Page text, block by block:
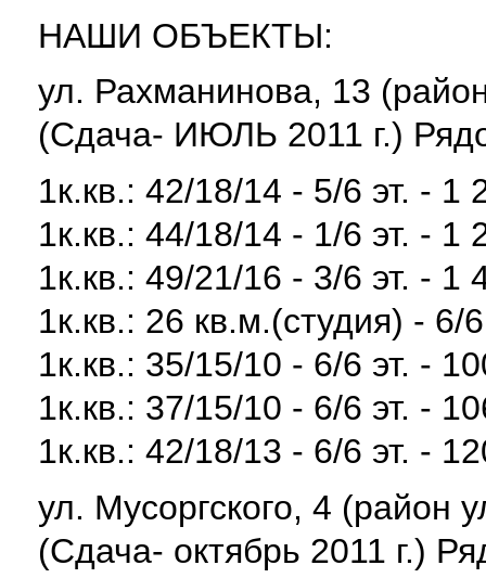
НАШИ ОБЪЕКТЫ:
ул. Рахманинова, 13
(Сдача- ИЮЛЬ 2011 г.)
1к.кв.: 42/18/14 - 5/6 эт. - 1
1к.кв.: 44/18/14 - 1/6 эт. - 1
1к.кв.: 49/21/16 - 3/6 эт. - 1
1к.кв.: 26 кв.м.(студия) - 6/
1к.кв.: 35/15/10 - 6/6 эт. -
1к.кв.: 37/15/10 - 6/6 эт. -
1к.кв.: 42/18/13 - 6/6 эт. -
ул. Мусоргского, 4 (район
(Сдача- октябрь 2011 г.)